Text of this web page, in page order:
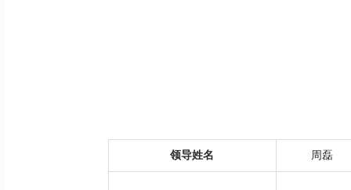
领导姓名 周磊